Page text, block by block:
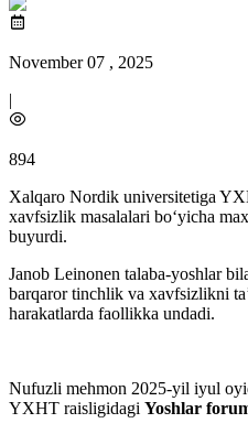
November 07 , 2025
|
894
Xalqaro Nordik universitetiga
xavfsizlik masalalari bo‘yicha
buyurdi.
Janob Leinonen talaba-yoshlar
barqaror tinchlik va xavfsizlikni
harakatlarda faollikka undadi.
Nufuzli mehmon 2025-yil iyul
YXHT raisligidagi Yoshlar